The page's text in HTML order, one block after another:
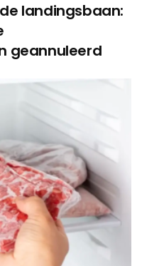
landingsbaan:
geannuleerd